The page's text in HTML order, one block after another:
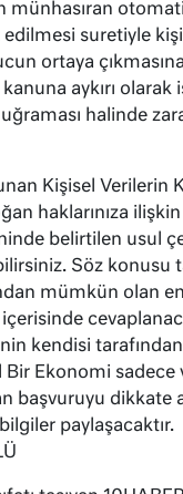
münhasıran
edilmesi suretiyle
ortaya
aykırı olarak
halinde
Kişisel Verilerin
haklarınıza
belirtilen usul
Söz konusu
mümkün olan
kendisi
Bir Ekonomi sadece
başvuruyu dikkate
paylaşacaktır.